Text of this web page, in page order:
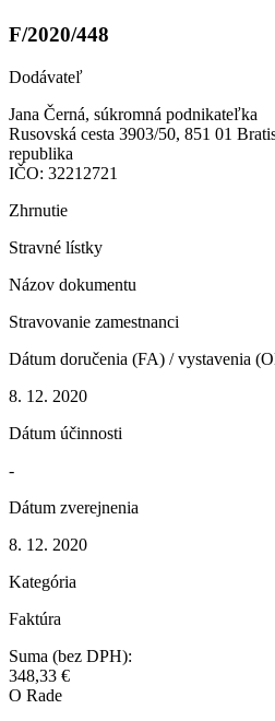
F/2020/448
Dodávateľ
Jana Černá, súkromná podnikateľka
Rusovská cesta 3903/50, 851 01
republika
IČO: 32212721
Zhrnutie
Stravné lístky
Názov dokumentu
Stravovanie zamestnanci
Dátum doručenia (FA) / vystavenia
8. 12. 2020
Dátum účinnosti
-
Dátum zverejnenia
8. 12. 2020
Kategória
Faktúra
Suma (bez DPH):
348,33 €
O Rade